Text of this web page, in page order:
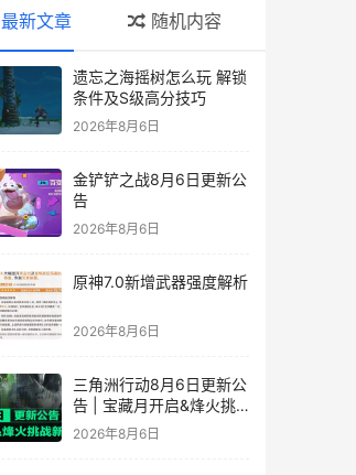
最新文章 随机内容
遗忘之海摇树怎么玩 解锁
条件及S级高分技巧
2026年8月6日
金铲铲之战8月6日更新公
告
2026年8月6日
原神7.0新增武器强度解析
2026年8月6日
三角洲行动8月6日更新公
告 | 宝藏月开启&烽火挑
战新赛段！
2026年8月6日